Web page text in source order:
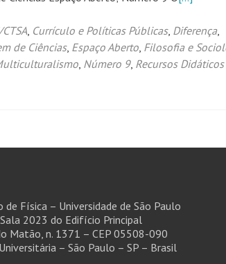
, Currículo e Políticas Públicas, Diferença,
de Ciências, Espaço Aberto, Filosofia e
, Número 9, Recursos
Física – Universidade de São Paulo
Sala 2023 do Edifício Principal
Matão, n. 1371 – CEP 05508-090
– São Paulo – SP – Brasil